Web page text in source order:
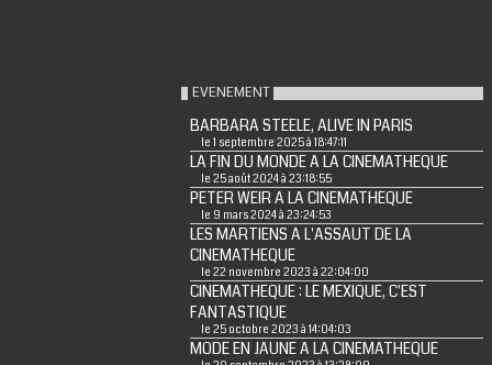
EVENEMENT
BARBARA STEELE, ALIVE IN PARIS
le 1 septembre 2025 à 18:47:11
LA FIN DU MONDE A LA CINEMATHEQUE
le 25 août 2024 à 23:18:55
PETER WEIR A LA CINEMATHEQUE
le 9 mars 2024 à 23:24:53
LES MARTIENS A L'ASSAUT DE LA
CINEMATHEQUE
le 22 novembre 2023 à 22:04:00
CINEMATHEQUE : LE MEXIQUE, C'EST
FANTASTIQUE
le 25 octobre 2023 à 14:04:03
MODE EN JAUNE A LA CINEMATHEQUE